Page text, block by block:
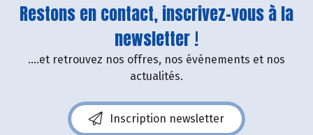
Restons en contact, inscrivez-vous à la
newsletter !
....et retrouvez nos offres, nos événements et nos
actualités.
Inscription newsletter